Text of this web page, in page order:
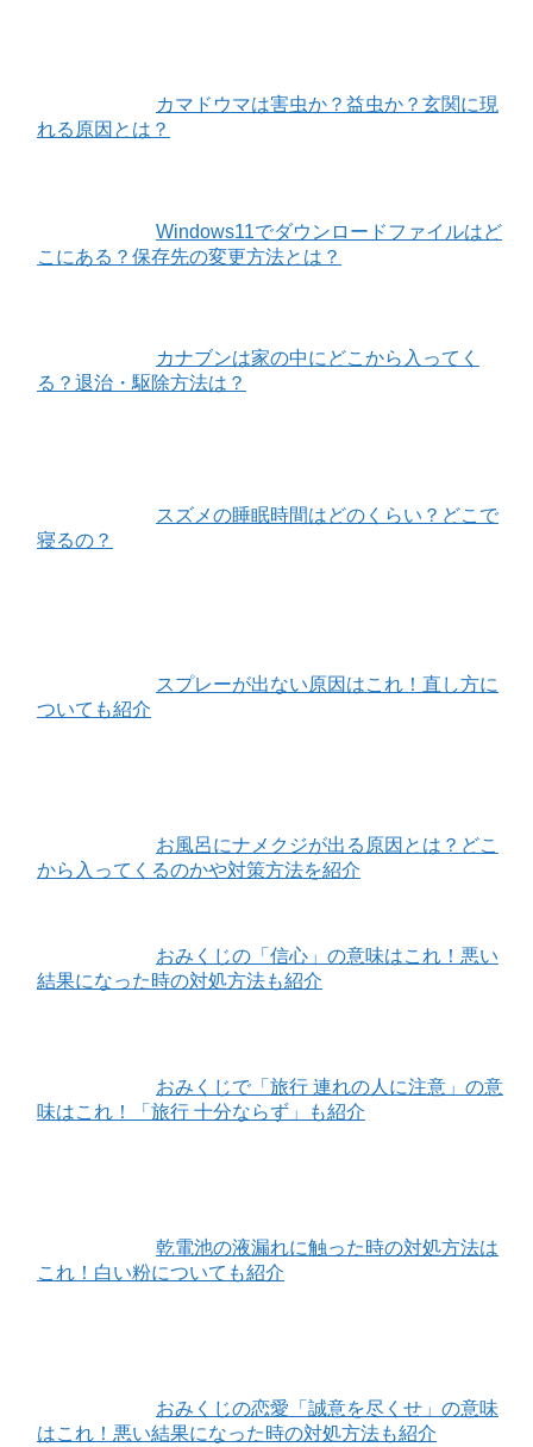
カマドウマは害虫か？益虫か？玄関に現
れる原因とは？
Windows11でダウンロードファイルはど
こにある？保存先の変更方法とは？
カナブンは家の中にどこから入ってく
る？退治・駆除方法は？
スズメの睡眠時間はどのくらい？どこで
寝るの？
スプレーが出ない原因はこれ！直し方に
ついても紹介
お風呂にナメクジが出る原因とは？どこ
から入ってくるのかや対策方法を紹介
おみくじの「信心」の意味はこれ！悪い
結果になった時の対処方法も紹介
おみくじで「旅行 連れの人に注意」の意
味はこれ！「旅行 十分ならず」も紹介
乾電池の液漏れに触った時の対処方法は
これ！白い粉についても紹介
おみくじの恋愛「誠意を尽くせ」の意味
はこれ！悪い結果になった時の対処方法も紹介